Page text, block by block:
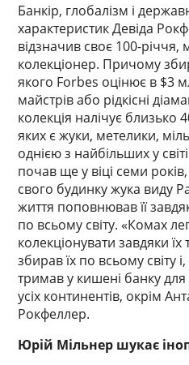
Банкір, глобалізм і
характеристик Девіда
відзначив своє 100-
колекціонер. Причому
якого Forbes оцінює в $3
майстрів або рідкісні
колекція налічує близько
яких є жуки, метелики,
однією з найбільших у
почав ще у віці семи
свого будинку жука виду
життя поповнював її
по всьому світу. «Комах
колекціонувати завдяки
збирав їх по всьому світу
тримав у кишені банку
усіх континентів, окрім
Рокфеллер.
Юрій Мільнер шукає